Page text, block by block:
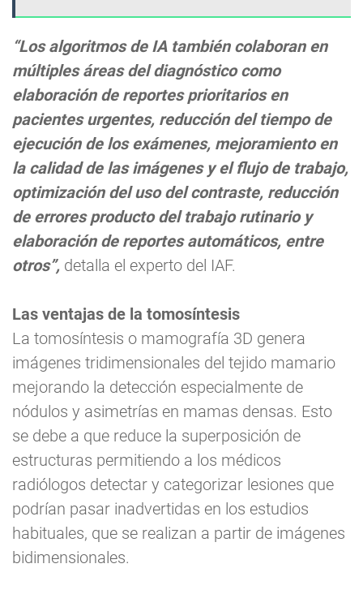
“Los algoritmos de IA también colaboran en
múltiples áreas del diagnóstico como
elaboración de reportes prioritarios en
pacientes urgentes, reducción del tiempo de
ejecución de los exámenes, mejoramiento en
la calidad de las imágenes y el flujo de trabajo,
optimización del uso del contraste, reducción
de errores producto del trabajo rutinario y
elaboración de reportes automáticos, entre
otros”, detalla el experto del IAF.
Las ventajas de la tomosíntesis
La tomosíntesis o mamografía 3D genera
imágenes tridimensionales del tejido mamario
mejorando la detección especialmente de
nódulos y asimetrías en mamas densas. Esto
se debe a que reduce la superposición de
estructuras permitiendo a los médicos
radiólogos detectar y categorizar lesiones que
podrían pasar inadvertidas en los estudios
habituales, que se realizan a partir de imágenes
bidimensionales.